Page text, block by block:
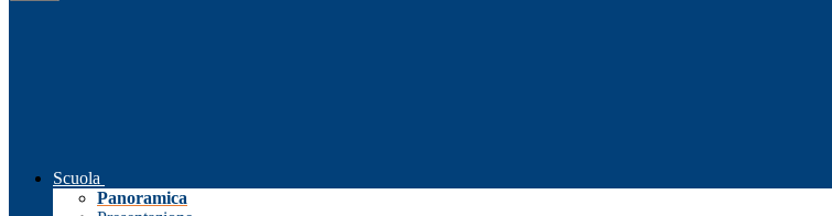
Scuola
Panoramica